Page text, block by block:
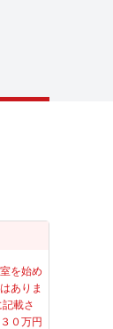
を始め
ありま
載さ
０万円